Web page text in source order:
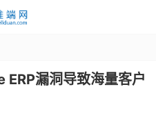
漏洞导致海量客户